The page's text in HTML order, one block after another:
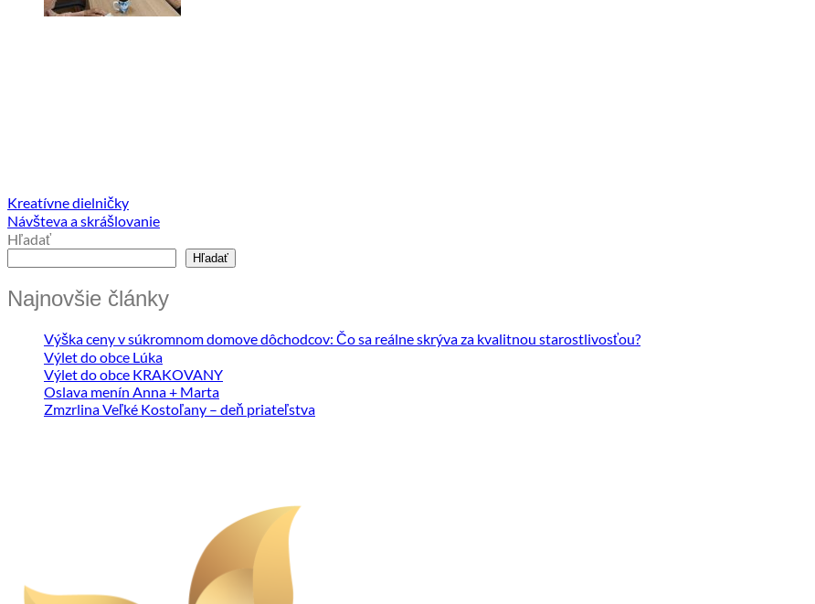
Kreatívne dielničky
Návšteva a skrášlovanie
Hľadať
Hľadať
Najnovšie články
Výška ceny v súkromnom domove dôchodcov: Čo sa reálne skrýva za kvalitnou starostlivosťou?
Výlet do obce Lúka
Výlet do obce KRAKOVANY
Oslava menín Anna + Marta
Zmzrlina Veľké Kostoľany – deň priateľstva